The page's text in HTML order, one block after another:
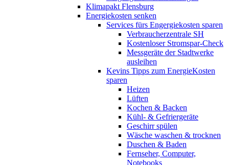
Klimapakt Flensburg
Energiekosten senken
Services fürs Engergiekosten sparen
Verbraucherzentrale SH
Kostenloser Stromspar-Check
Messgeräte der Stadtwerke
ausleihen
Kevins Tipps zum EnergieKosten
sparen
Heizen
Lüften
Kochen & Backen
Kühl- & Gefriergeräte
Geschirr spülen
Wäsche waschen & trocknen
Duschen & Baden
Fernseher, Computer,
Notebooks